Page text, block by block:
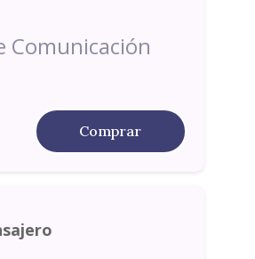
Comunicación
Comprar